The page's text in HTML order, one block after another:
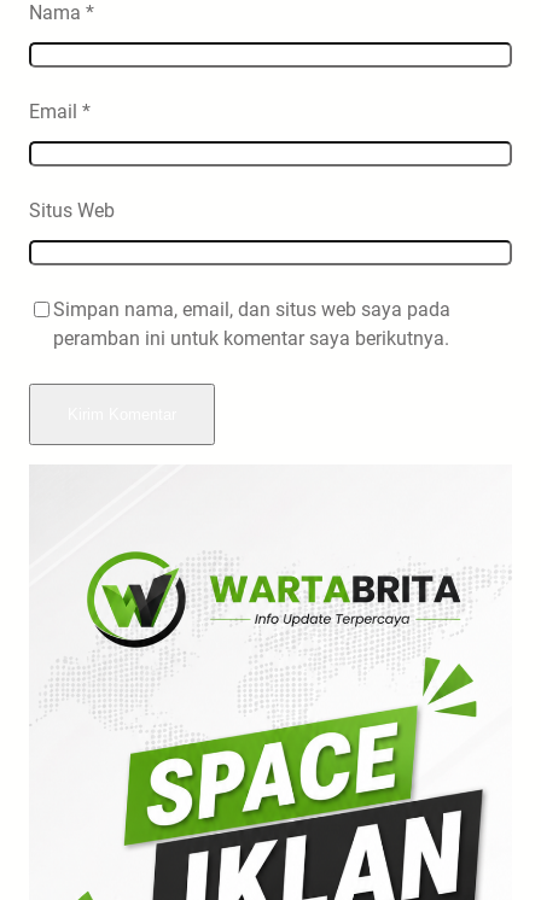
Nama *
Email *
Situs Web
Simpan nama, email, dan situs web saya pada
peramban ini untuk komentar saya berikutnya.